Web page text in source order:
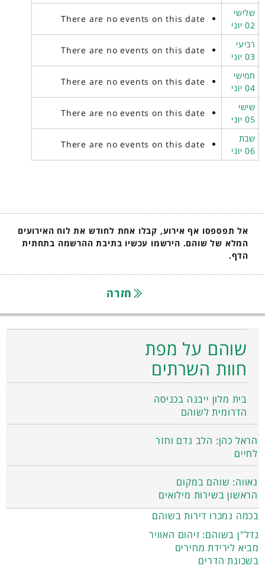
שלישי
02 יוני
There are no events on this date
רביעי
03 יוני
There are no events on this date
חמישי
04 יוני
There are no events on this date
שישי
05 יוני
There are no events on this date
שבת
06 יוני
There are no events on this date
אל תפספסו אף אירוע, קבלו אחת לחודש את לוח האירועים
המלא של שוהם. הירשמו עכשיו בתיבת ההרשמה בתחתית
הדף.
חזרה
שוהם על מפת
חוות השרתים
בית מלון ייבנה בכניסה
הדרומית לשוהם
הראל כהן: הלב נדם וחזר
לחיים
גאווה: שוהם במקום
הראשון בשירות מילואים
בכמה נמכרו דירות בשוהם
נדל"ן בשוהם: זיהום האוויר
מביא לירידת מחירים
בשכונת הדרים